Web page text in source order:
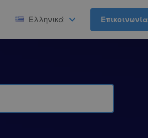
Ελληνικά Επικοινωνία